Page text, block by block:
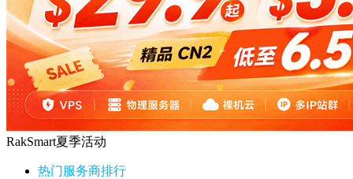
RakSmart夏季活动
热门服务商排行